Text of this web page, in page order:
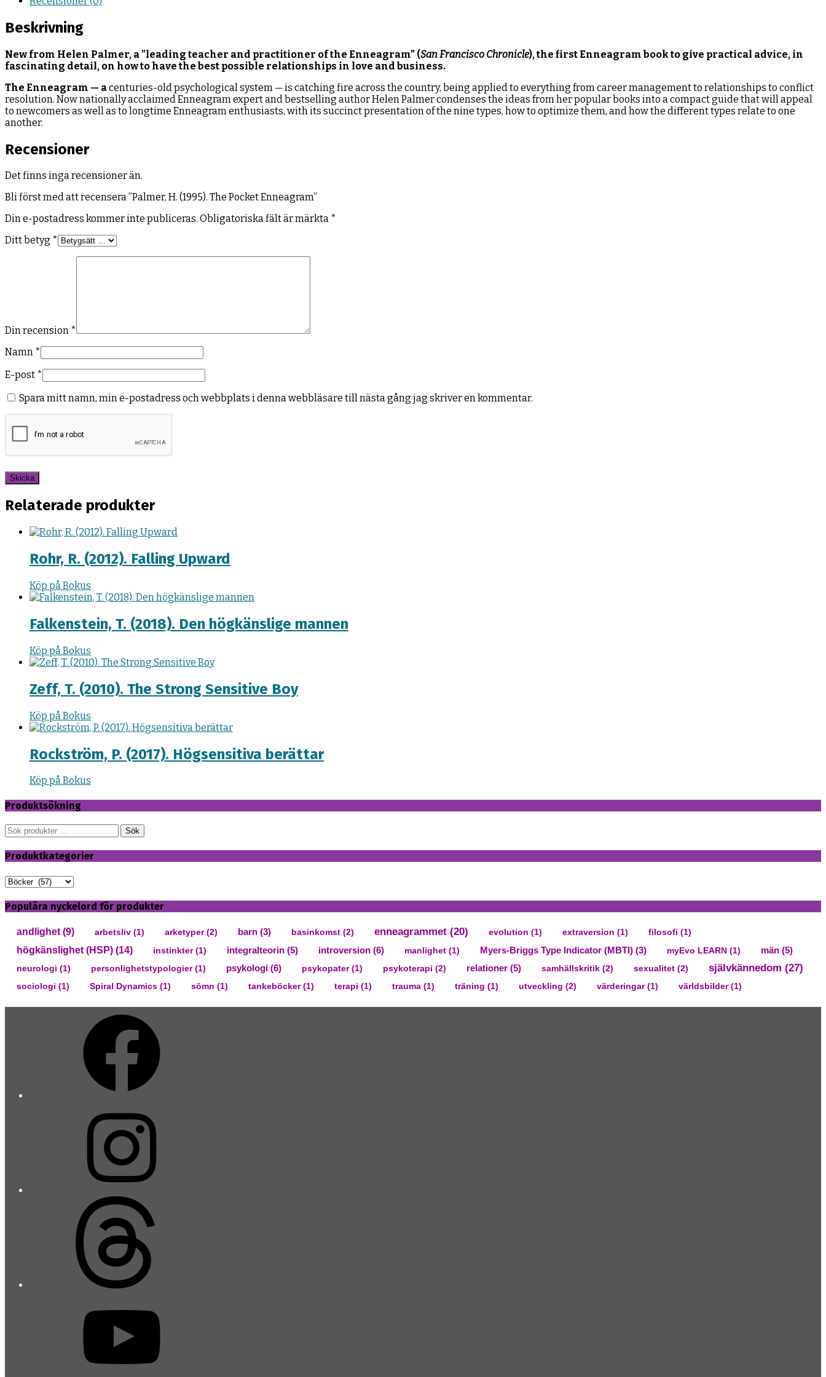
Beskrivning
New from Helen Palmer, a ”leading teacher and practitioner of the Enneagram” (San Francisco Chronicle), the first Enneagram book to give practical advice, in
fascinating detail, on how to have the best possible relationships in love and business.
The Enneagram — acenturies-old psychological system — is catching fire across the country, being applied to everything from career management to relationships to conflict
resolution. Now nationally acclaimed Enneagram expert and bestselling author Helen Palmer condenses the ideas from her popular books into a compact guide that will appeal
to newcomers as well as to longtime Enneagram enthusiasts, with its succinct presentation of the nine types, how to optimize them, and how the different types relate to one
another.
Recensioner
Det finns inga recensioner än.
Bli först med att recensera ”Palmer, H. (1995). The Pocket Enneagram”
Din e-postadress kommer inte publiceras. Obligatoriska fält är märkta *
Ditt betyg *
Din recension *
Namn *
E-post *
Spara mitt namn, min e-postadress och webbplats i denna webbläsare till nästa gång jag skriver en kommentar.
Relaterade produkter
Rohr, R. (2012). Falling Upward
Köp på Bokus
Falkenstein, T. (2018). Den högkänslige mannen
Köp på Bokus
Zeff, T. (2010). The Strong Sensitive Boy
Köp på Bokus
Rockström, P. (2017). Högsensitiva berättar
Köp på Bokus
Produktsökning
Sök
efter:
Sök
Produktkategorier
Populära nyckelord för produkter
andlighet (9) arbetsliv (1) arketyper(2) barn (3) basinkomst (2) enneagrammet (20) evolution (1) extraversion (1) filosofi (1)
högkänslighet (HSP) (14) instinkter(1) integralteorin (5) introversion (6) manlighet (1) Myers-Briggs Type Indicator (MBTI) (3) myEvo LEARN (1) män (5)
neurologi (1) personlighetstypologier(1) psykologi (6) psykopater(1) psykoterapi (2) relationer (5) samhällskritik (2) sexualitet (2) självkännedom (27)
sociologi (1) Spiral Dynamics (1) sömn (1) tankeböcker(1) terapi (1) trauma (1) träning (1) utveckling (2) värderingar(1) världsbilder(1)